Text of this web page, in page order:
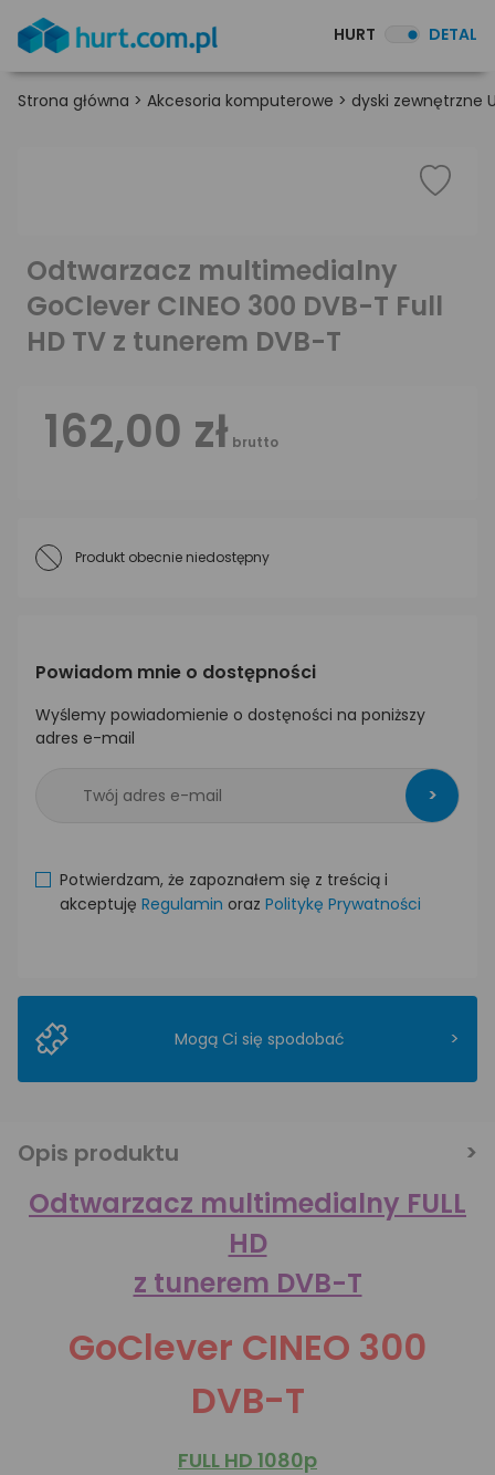
HURT DETAL
Strona główna > Akcesoria komputerowe > dyski zewnętrzne
Odtwarzacz multimedialny
GoClever CINEO 300 DVB-T Full
HD TV z tunerem DVB-T
162,00 zł brutto
Produkt obecnie niedostępny
Powiadom mnie o dostępności
Wyślemy powiadomienie o dostęności na poniższy
adres e-mail
>
Potwierdzam, że zapoznałem się z treścią i
akceptuję Regulamin oraz Politykę Prywatności
Mogą Ci się spodobać >
Opis produktu
Odtwarzacz multimedialny FULL
HD
z tunerem DVB-T
GoClever CINEO 300
DVB-T
FULL HD 1080p